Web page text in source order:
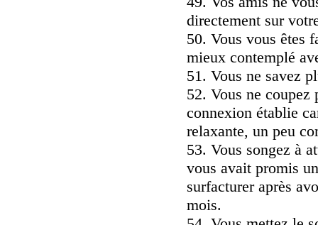
directement sur
50. Vous vous êtes
mieux contemplé
51. Vous ne savez
52. Vous ne
connexion établie
relaxante, un peu
53. Vous songez à
vous avait promis
surfacturer après
mois.